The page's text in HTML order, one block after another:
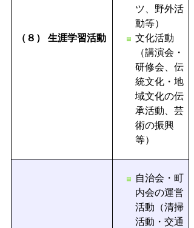
（８） 生涯学習活動
ツ、野外活
動等）
文化活動
（講演会・
研修会、伝
統文化・地
域文化の伝
承活動、芸
術の振興
等）
自治会・町
内会の運営
活動（清掃
活動・交通